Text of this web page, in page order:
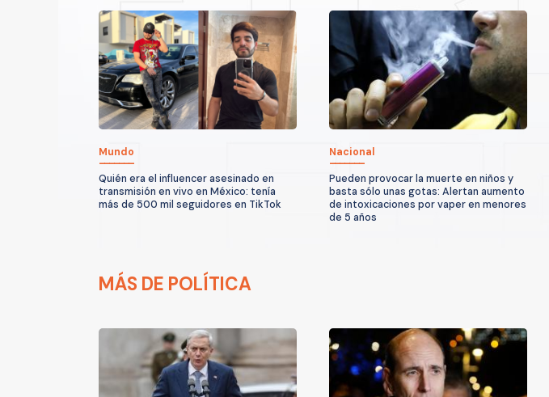
Mundo
Quién era el influencer asesinado en
transmisión en vivo en México: tenía
más de 500 mil seguidores en TikTok
Nacional
Pueden provocar la muerte en niños y
basta sólo unas gotas: Alertan aumento
de intoxicaciones por vaper en menores
de 5 años
MÁS DE POLÍTICA